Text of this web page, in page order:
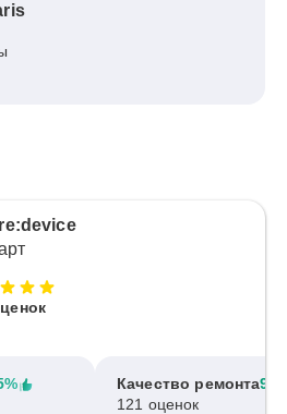
Качество ремонта
121 оценок